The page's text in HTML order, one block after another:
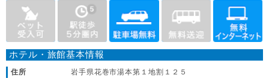
ホテル・旅館基本情報
住所 岩手県花巻市湯本第１地割１２５